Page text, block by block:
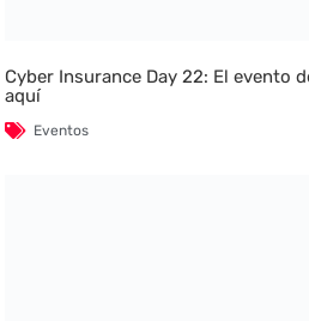
Cyber Insurance Day 22: El evento
aquí
Eventos